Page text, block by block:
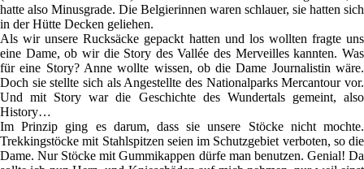
hatte also Minusgrade. Die Belgierinnen waren schlauer, sie hatten sich
in der Hütte Decken geliehen.
Als wir unsere Rucksäcke gepackt hatten und los wollten fragte uns
eine Dame, ob wir die Story des Vallée des Merveilles kannten. Was
für eine Story? Anne wollte wissen, ob die Dame Journalistin wäre.
Doch sie stellte sich als Angestellte des Nationalparks Mercantour vor.
Und mit Story war die Geschichte des Wundertals gemeint, also
History…
Im Prinzip ging es darum, dass sie unsere Stöcke nicht mochte.
Trekkingstöcke mit Stahlspitzen seien im Schutzgebiet verboten, so die
Dame. Nur Stöcke mit Gummikappen dürfe man benutzen. Genial! Da